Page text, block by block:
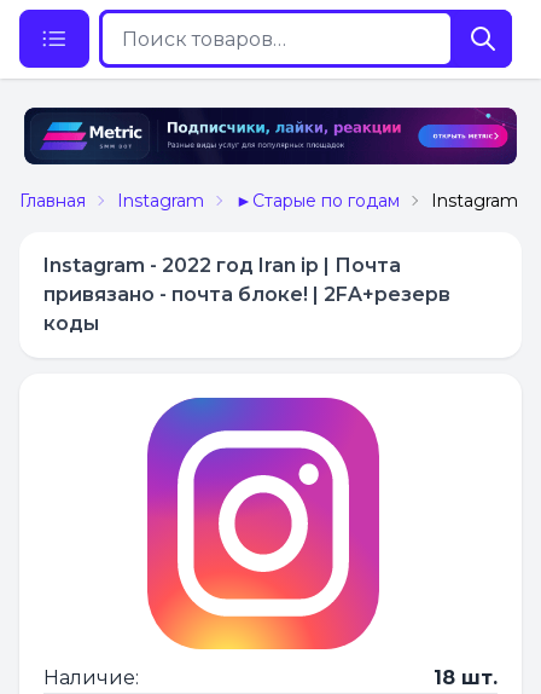
Главная Instagram ►Старые по годам Instagram -
Instagram - 2022 год Iran ip | Почта
привязано - почта блоке! | 2FA+резерв
коды
Наличие:
18 шт.